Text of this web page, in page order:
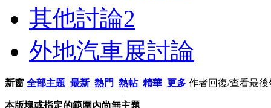
其他討論2
外地汽車展討論
新窗 全部主題 最新 熱門 熱帖 精華 更多 作者回復/查看最後
本版塊或指定的範圍內尚無主題